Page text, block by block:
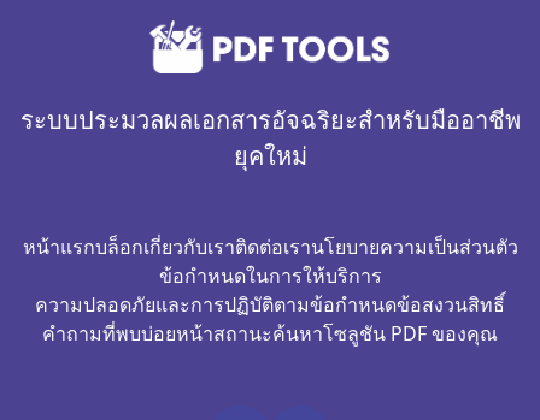
ระบบประมวลผลเอกสารอัจฉริยะสำหรับมืออาชีพ
ยุคใหม่
หน้าแรกบล็อกเกี่ยวกับเราติดต่อเรานโยบายความเป็นส่วนตัว
ข้อกำหนดในการให้บริการ
ความปลอดภัยและการปฏิบัติตามข้อกำหนดข้อสงวนสิทธิ์
คำถามที่พบบ่อยหน้าสถานะค้นหาโซลูชัน PDF ของคุณ